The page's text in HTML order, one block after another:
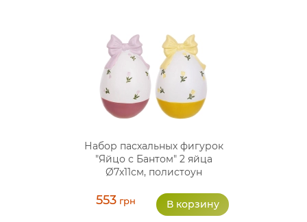
Набор пасхальных фигурок
"Яйцо с Бантом" 2 яйца
Ø7х11см, полистоун
553 грн